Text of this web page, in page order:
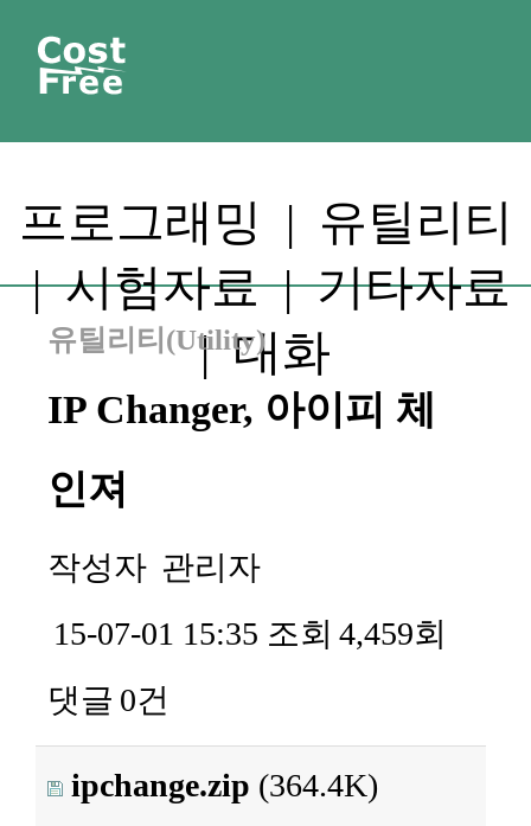
프로그래밍 | 유틸리티
|시험자료|기타자료
|대화
유틸리티(Utility)
IP Changer, 아이피 체
인져
작성자 관리자
15-07-01 15:35 조회 4,459회
댓글 0건
ipchange.zip (364.4K)